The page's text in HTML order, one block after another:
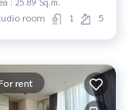
It’s my pleas
room 1 5
rent